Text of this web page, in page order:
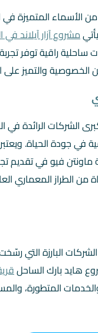
من الأسماء المتميزة
مشروع آزار آيلاند
راقية توفر
والتميز على
الشركات الرائدة
في جودة الحياة.
فيو في تقديم
من الطراز المعماري
البارزة التي
هايد بارك الساحل
المتطورة،